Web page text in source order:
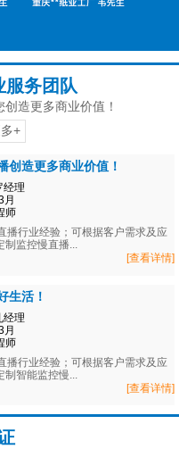
服务团队
造更多商业价值！
+
创造更多商业价值！
经理
月
师
播行业经验；可根据客户需求及应
制监控慢直播...
[查看详情]
生活！
经理
月
师
播行业经验；可根据客户需求及应
智能监控慢...
[查看详情]